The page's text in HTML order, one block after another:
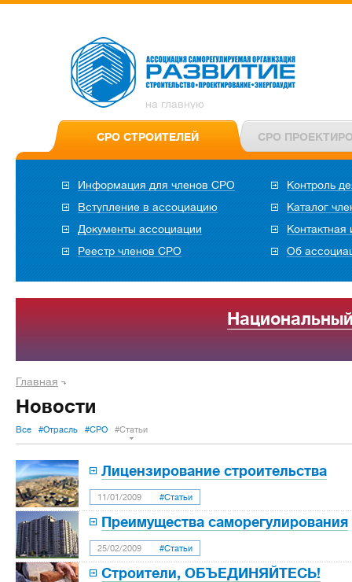
на главную
СРО СТРОИТЕЛЕЙ СРО
Информация для членов СРО
Вступление в ассоциацию
Документы ассоциации
Реестр членов СРО
Контроль
Каталог
Об
Главная
Новости
Все #Отрасль #СРО #Статьи
Лицензирование строительства
11/01/2009 #Статьи
Преимущества саморегулирования
25/02/2009 #Статьи
Строители, ОБЪЕДИНЯЙТЕСЬ!